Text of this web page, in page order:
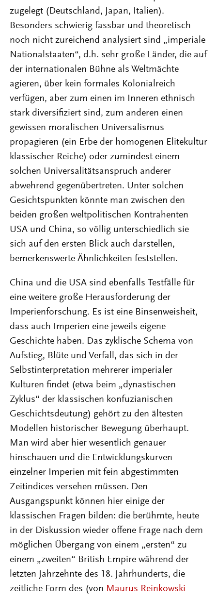
zugelegt (Deutschland, Japan, Italien).
Besonders schwierig fassbar und theoretisch
noch nicht zureichend analysiert sind „imperiale
Nationalstaaten“, d.h. sehr große Länder, die auf
der internationalen Bühne als Weltmächte
agieren, über kein formales Kolonialreich
verfügen, aber zum einen im Inneren ethnisch
stark diversifiziert sind, zum anderen einen
gewissen moralischen Universalismus
propagieren (ein Erbe der homogenen Elitekultur
klassischer Reiche) oder zumindest einem
solchen Universalitätsanspruch anderer
abwehrend gegenübertreten. Unter solchen
Gesichtspunkten könnte man zwischen den
beiden großen weltpolitischen Kontrahenten
USA und China, so völlig unterschiedlich sie
sich auf den ersten Blick auch darstellen,
bemerkenswerte Ähnlichkeiten feststellen.
China und die USA sind ebenfalls Testfälle für
eine weitere große Herausforderung der
Imperienforschung. Es ist eine Binsenweisheit,
dass auch Imperien eine jeweils eigene
Geschichte haben. Das zyklische Schema von
Aufstieg, Blüte und Verfall, das sich in der
Selbstinterpretation mehrerer imperialer
Kulturen findet (etwa beim „dynastischen
Zyklus“ der klassischen konfuzianischen
Geschichtsdeutung) gehört zu den ältesten
Modellen historischer Bewegung überhaupt.
Man wird aber hier wesentlich genauer
hinschauen und die Entwicklungskurven
einzelner Imperien mit fein abgestimmten
Zeitindices versehen müssen. Den
Ausgangspunkt können hier einige der
klassischen Fragen bilden: die berühmte, heute
in der Diskussion wieder offene Frage nach dem
möglichen Übergang von einem „ersten“ zu
einem „zweiten“ British Empire während der
letzten Jahrzehnte des 18. Jahrhunderts, die
zeitliche Form des (von Maurus Reinkowski